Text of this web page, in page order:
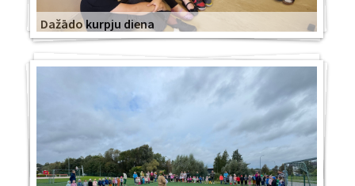
Dažādo kurpju diena